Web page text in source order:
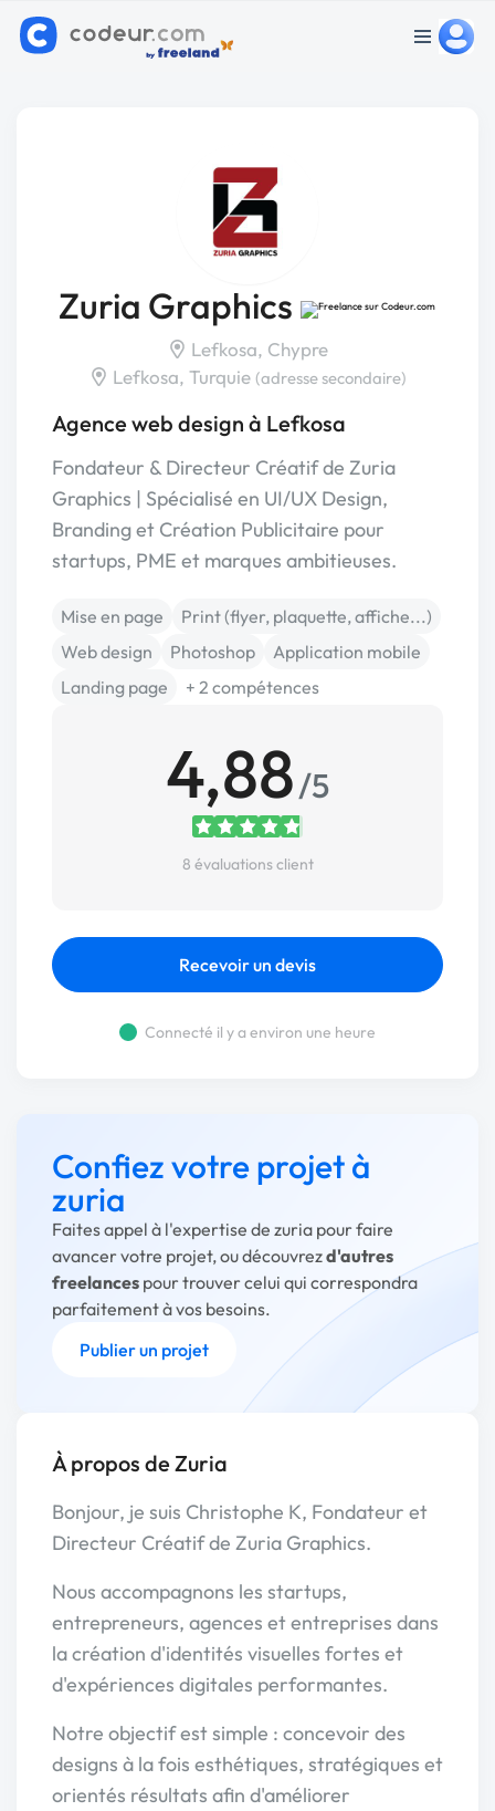
Zuria Graphics
Lefkosa, Chypre
Lefkosa, Turquie (adresse secondaire)
Agence web design à Lefkosa
Fondateur & Directeur Créatif de Zuria
Graphics | Spécialisé en UI/UX Design,
Branding et Création Publicitaire pour
startups, PME et marques ambitieuses.
Mise en page
Print (flyer, plaquette, affiche...)
Web design
Photoshop
Application mobile
Landing page
+ 2 compétences
4,88/5
8 évaluations client
Recevoir un devis
Connecté il y a environ une heure
Confiez votre projet à
zuria
Faites appel à l'expertise de zuria pour faire
avancer votre projet, ou découvrezd'autres
freelances pour trouver celui qui correspondra
parfaitement à vos besoins.
Publier un projet
À propos de Zuria
Bonjour, je suis Christophe K, Fondateur et
Directeur Créatif de Zuria Graphics.
Nous accompagnons les startups,
entrepreneurs, agences et entreprises dans
la création d'identités visuelles fortes et
d'expériences digitales performantes.
Notre objectif est simple : concevoir des
designs à la fois esthétiques, stratégiques et
orientés résultats afin d'améliorer